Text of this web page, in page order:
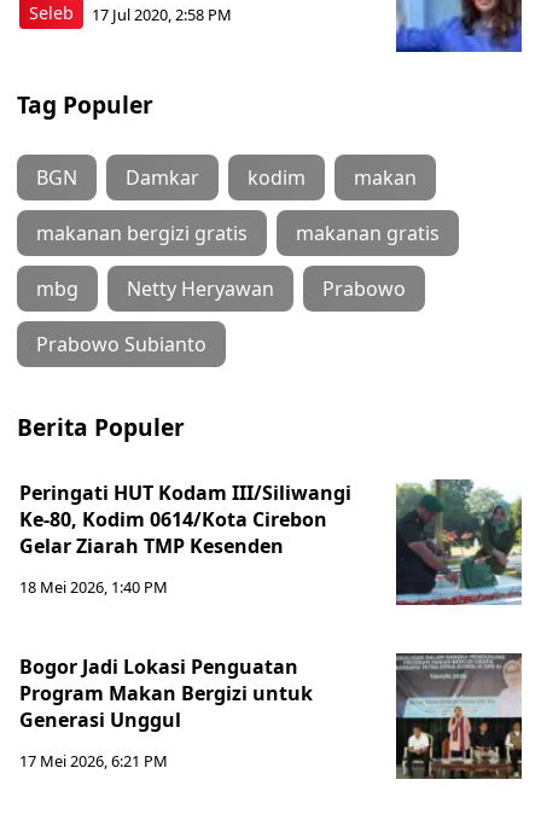
Seleb 17 Jul 2020, 2:58 PM
Tag Populer
BGN Damkar kodim makan
makanan bergizi gratis makanan gratis
mbg Netty Heryawan Prabowo
Prabowo Subianto
Berita Populer
Peringati HUT Kodam III/Siliwangi
Ke-80, Kodim 0614/Kota Cirebon
Gelar Ziarah TMP Kesenden
18 Mei 2026, 1:40 PM
Bogor Jadi Lokasi Penguatan
Program Makan Bergizi untuk
Generasi Unggul
17 Mei 2026, 6:21 PM